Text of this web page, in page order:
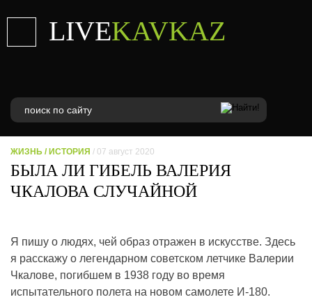
LIVEKAVKAZ
ЖИЗНЬ / ИСТОРИЯ / 07 август 2020
БЫЛА ЛИ ГИБЕЛЬ ВАЛЕРИЯ
ЧКАЛОВА СЛУЧАЙНОЙ
Я пишу о людях, чей образ отражен в искусстве. Здесь
я расскажу о легендарном советском летчике Валерии
Чкалове, погибшем в 1938 году во время
испытательного полета на новом самолете И-180.